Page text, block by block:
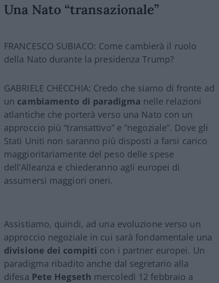
Una Nato “transazionale”
FRANCESCO SUBIACO: Come cambierà il ruolo
della Nato durante la presidenza Trump?
GABRIELE CHECCHIA: Credo che siamo di fronte ad
un cambiamento di paradigma nelle relazioni
atlantiche che porterà verso una Nato con un
approccio più “transattivo” e “negoziale”. Dove gli
Stati Uniti non saranno più disposti a farsi carico
maggioritariamente del peso delle spese
dell’Alleanza e chiederanno agli europei di
assumersi maggiori oneri.
Assistiamo, quindi, ad una evoluzione verso un
approccio negoziale in cui sarà fondamentale una
divisione dei compiti con i partner europei. Un
paradigma ribadito anche dal segretario alla
difesa Pete Hegseth mercoledì 12 febbraio a